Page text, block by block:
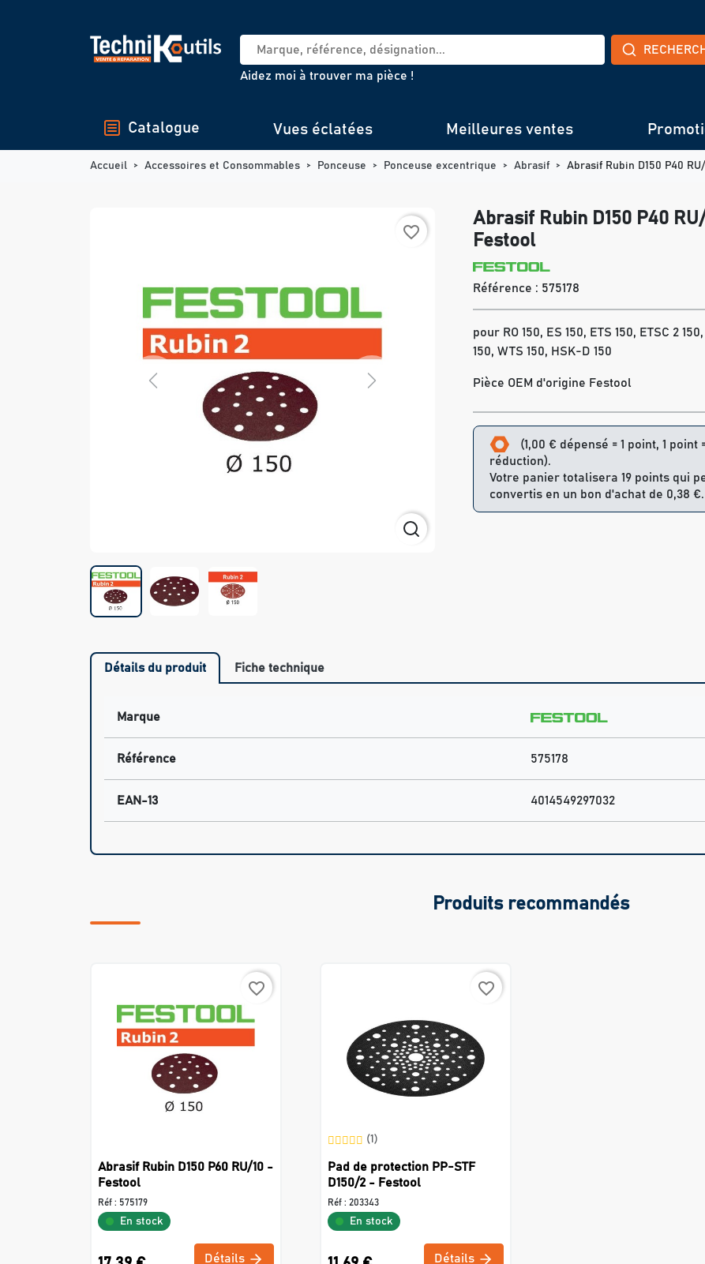
Aidez moi à trouver ma pièce !
Catalogue Vues éclatées Meilleures ventes
Accueil Accessoires et Consommables Ponceuse Ponceuse excentrique Abrasif Abrasif Rubin D150 P40
favorite_border
Previous Next
Abrasif Rubin D150 P40
Festool
Référence : 575178
pour RO 150, ES 150, ETS 150, ETSC 2
150, WTS 150, HSK-D 150
Pièce OEM d'origine Festool
(1,00 € dépensé = 1 point, 1 point
réduction).
Votre panier totalisera 19 points qui
convertis en un bon d'achat de 0,38 €.
Détails du produit Fiche technique
Marque
Référence 575178
EAN-13 4014549297032
Produits recommandés
favorite_border
Abrasif Rubin D150 P60 RU/10 -
Festool
Réf : 575179
En stock
Détails
favorite_border
(1)
Pad de protection PP-STF
D150/2 - Festool
Réf : 203343
En stock
Détails